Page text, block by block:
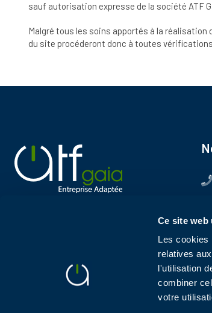
Ce site web
Les cookies
relatives
l'utilisation
combiner
votre
sauf autorisation expresse de la société ATF
Malgré tous les soins apportés à la
du site procéderont donc à toutes